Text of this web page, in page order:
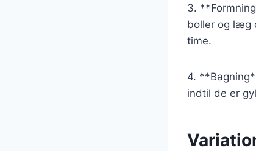
3.
boller og læg
time.
4.
indtil de er